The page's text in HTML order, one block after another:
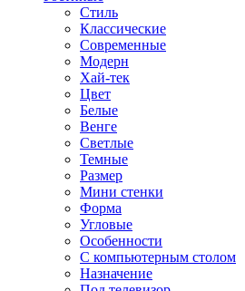
Стиль
Классические
Современные
Модерн
Хай-тек
Цвет
Белые
Венге
Светлые
Темные
Размер
Мини стенки
Форма
Угловые
Особенности
С компьютерным столом
Назначение